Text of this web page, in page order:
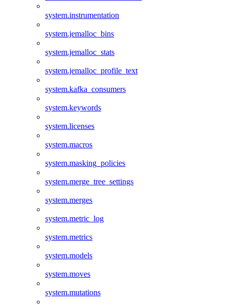
system.instrumentation
system.jemalloc_bins
system.jemalloc_stats
system.jemalloc_profile_text
system.kafka_consumers
system.keywords
system.licenses
system.macros
system.masking_policies
system.merge_tree_settings
system.merges
system.metric_log
system.metrics
system.models
system.moves
system.mutations